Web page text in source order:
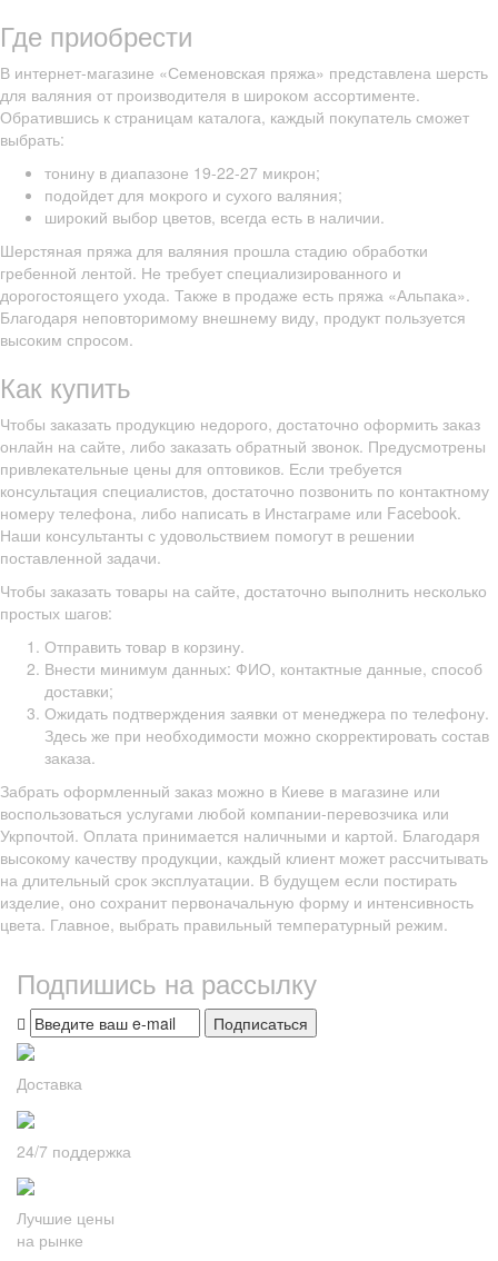
Где приобрести
В интернет-магазине «Семеновская пряжа» представлена шерсть
для валяния от производителя в широком ассортименте.
Обратившись к страницам каталога, каждый покупатель сможет
выбрать:
тонину в диапазоне 19-22-27 микрон;
подойдет для мокрого и сухого валяния;
широкий выбор цветов, всегда есть в наличии.
Шерстяная пряжа для валяния прошла стадию обработки
гребенной лентой. Не требует специализированного и
дорогостоящего ухода. Также в продаже есть пряжа «Альпака».
Благодаря неповторимому внешнему виду, продукт пользуется
высоким спросом.
Как купить
Чтобы заказать продукцию недорого, достаточно оформить заказ
онлайн на сайте, либо заказать обратный звонок. Предусмотрены
привлекательные цены для оптовиков. Если требуется
консультация специалистов, достаточно позвонить по контактному
номеру телефона, либо написать в Инстаграме или Facebook.
Наши консультанты с удовольствием помогут в решении
поставленной задачи.
Чтобы заказать товары на сайте, достаточно выполнить несколько
простых шагов:
Отправить товар в корзину.
Внести минимум данных: ФИО, контактные данные, способ
доставки;
Ожидать подтверждения заявки от менеджера по телефону.
Здесь же при необходимости можно скорректировать состав
заказа.
Забрать оформленный заказ можно в Киеве в магазине или
воспользоваться услугами любой компании-перевозчика или
Укрпочтой. Оплата принимается наличными и картой. Благодаря
высокому качеству продукции, каждый клиент может рассчитывать
на длительный срок эксплуатации. В будущем если постирать
изделие, оно сохранит первоначальную форму и интенсивность
цвета. Главное, выбрать правильный температурный режим.
Подпишись на рассылку
Подписаться
Доставка
24/7 поддержка
Лучшие цены
на рынке